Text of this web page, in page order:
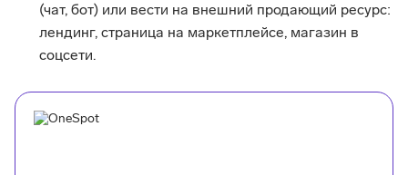
(чат, бот) или вести на внешний продающий ресурс:
лендинг, страница на маркетплейсе, магазин в
соцсети.